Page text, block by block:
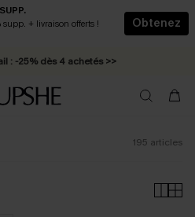
supp. + livraison offerts !
Obtenez
2-3 jours ouvrés >>
: -25% dès 4 achetés >>
195 articles